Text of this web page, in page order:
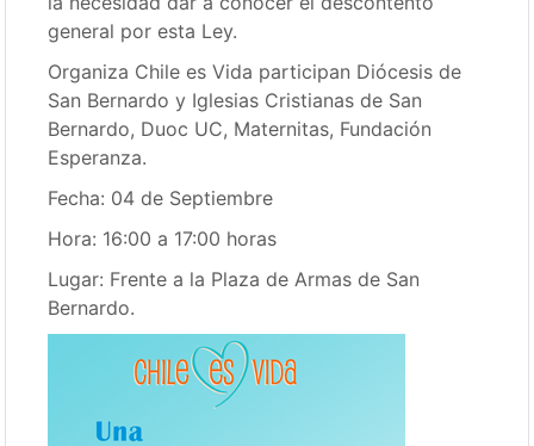
general por esta Ley.
Organiza Chile es Vida participan Diócesis de
San Bernardo y Iglesias Cristianas de San
Bernardo, Duoc UC, Maternitas, Fundación
Esperanza.
Fecha: 04 de Septiembre
Hora: 16:00 a 17:00 horas
Lugar: Frente a la Plaza de Armas de San
Bernardo.